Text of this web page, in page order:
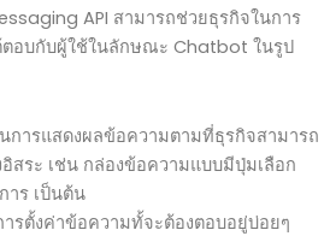
API สามารถช่วยธุรกิจในการ
อบกับผู้ใช้ในลักษณะ Chatbot ในรูป
การแสดงผลข้อความตามที่ธุรกิจสามารถ
อิสระ เช่น กล่องข้อความแบบมีปุ่มเลือก
าร เป็นต้น
ารตั้งค่าข้อความทั้จะต้องตอบอยู่บ่อยๆ